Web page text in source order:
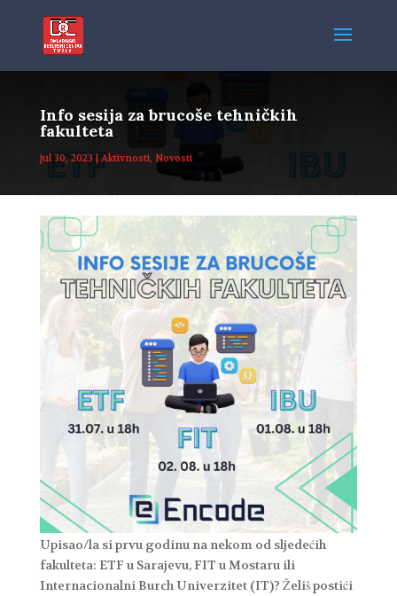
Info sesija za brucoše tehničkih
fakulteta
jul 30, 2023 |Aktivnosti, Novosti
Upisao/la si prvu godinu na nekom od sljedećih
fakulteta: ETF u Sarajevu, FIT u Mostaru ili
Internacionalni Burch Univerzitet (IT)? Želiš postići